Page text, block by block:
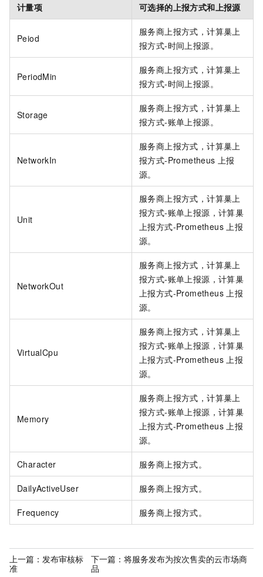
计量项 可选择的上报方式和上报源
Peiod
服务商上报方式，计算巢上
报方式-时间上报源。
PeriodMin
服务商上报方式，计算巢上
报方式-时间上报源。
Storage
服务商上报方式，计算巢上
报方式-账单上报源。
NetworkIn
服务商上报方式，计算巢上
报方式-Prometheus 上报
源。
Unit
服务商上报方式，计算巢上
报方式-账单上报源，计算巢
上报方式-Prometheus 上报
源。
NetworkOut
服务商上报方式，计算巢上
报方式-账单上报源，计算巢
上报方式-Prometheus 上报
源。
VirtualCpu
服务商上报方式，计算巢上
报方式-账单上报源，计算巢
上报方式-Prometheus 上报
源。
Memory
服务商上报方式，计算巢上
报方式-账单上报源，计算巢
上报方式-Prometheus 上报
源。
Character 服务商上报方式。
DailyActiveUser 服务商上报方式。
Frequency 服务商上报方式。
上一篇： 发布审核标
准
下一篇： 将服务发布为按次售卖的云市场商
品